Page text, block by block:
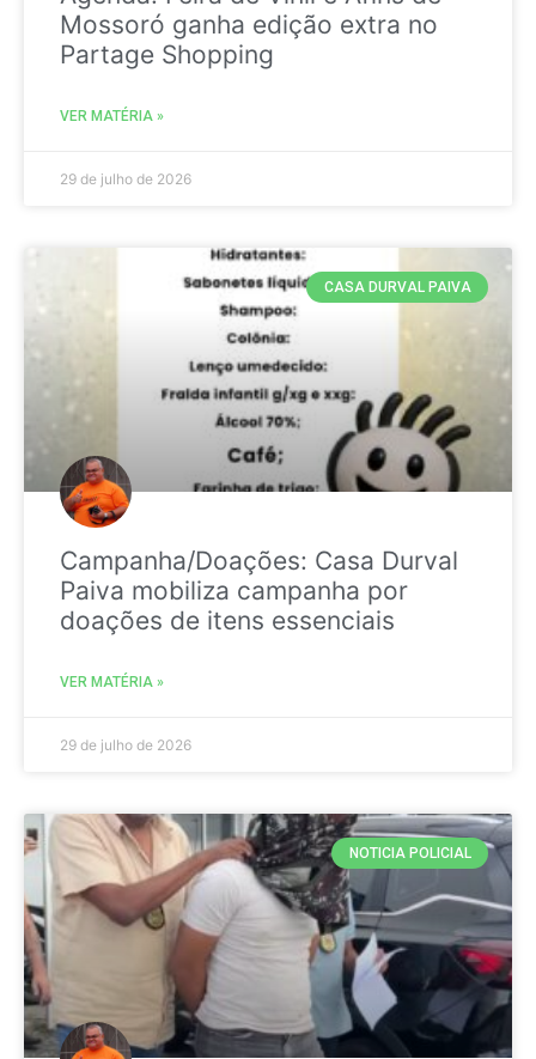
Mossoró ganha edição extra no
Partage Shopping
VER MATÉRIA »
29 de julho de 2026
CASA DURVAL PAIVA
Campanha/Doações: Casa Durval
Paiva mobiliza campanha por
doações de itens essenciais
VER MATÉRIA »
29 de julho de 2026
NOTICIA POLICIAL